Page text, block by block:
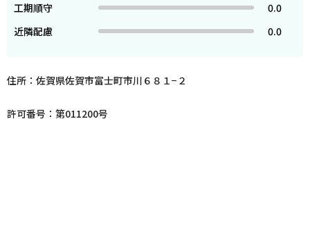
工期順守
0.0
近隣配慮
0.0
住所：佐賀県佐賀市富士町市川６８１−２
許可番号：第011200号